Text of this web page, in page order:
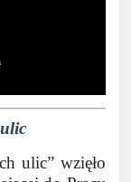
ulic” wzięło